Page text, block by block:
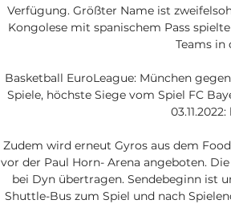
Verfügung. Größter Name ist
Kongolese mit spanischem Pass
Teams in
Basketball EuroLeague: München
Spiele, höchste Siege vom Spiel FC
Zudem wird erneut Gyros aus dem
vor der Paul Horn- Arena angeboten.
bei Dyn übertragen. Sendebeginn ist
Shuttle-Bus zum Spiel und nach